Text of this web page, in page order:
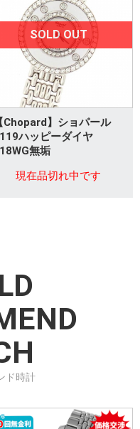
SOLD OUT
【Chopard】ショパール
ハッピーダイヤ
無垢
現在品切れ中です
ド時計